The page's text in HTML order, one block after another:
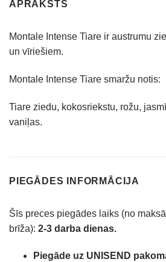
APRAKSTS
Montale Intense Tiare ir austrumu
un vīriešiem.
Montale Intense Tiare smaržu notis:
Tiare ziedu, kokosriekstu, rožu,
vaniļas.
PIEGĀDES INFORMĀCIJA
Šīs preces piegādes laiks (no
brīža): 2-3 darba dienas.
Piegāde uz UNISEND